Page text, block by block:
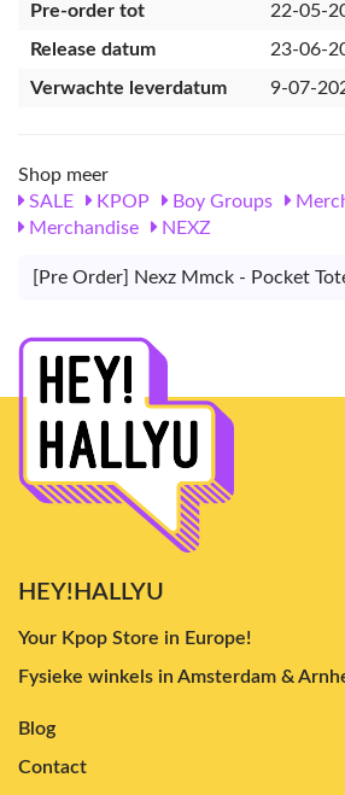
Pre-order tot
22-05-
Release datum
23-06-
Verwachte leverdatum
9-07-
Shop meer
SALE
KPOP Boy Groups
Merchandise
NEXZ
[Pre Order] Nexz Mmck - Pocket
HEY!HALLYU
Your Kpop Store in Europe!
Fysieke winkels in Amsterdam &
Blog
Contact